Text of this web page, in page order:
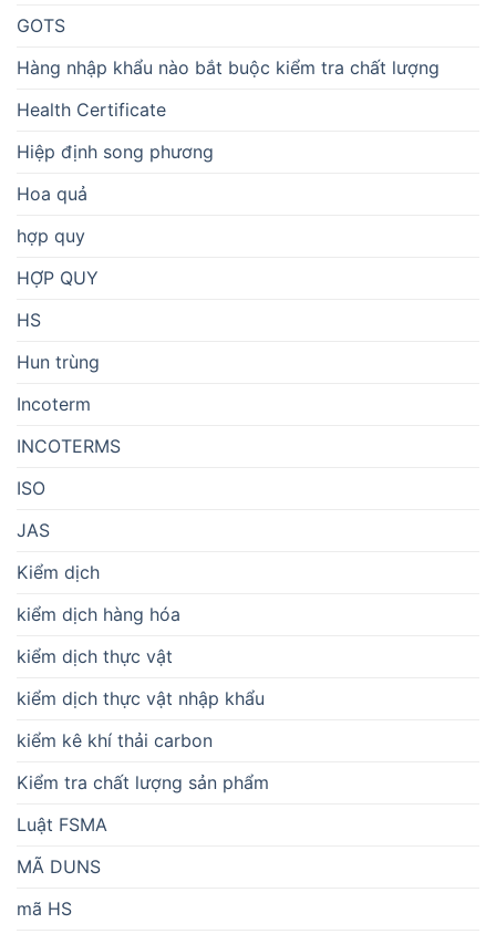
GOTS
Hàng nhập khẩu nào bắt buộc kiểm tra chất lượng
Health Certificate
Hiệp định song phương
Hoa quả
hợp quy
HỢP QUY
HS
Hun trùng
Incoterm
INCOTERMS
ISO
JAS
Kiểm dịch
kiểm dịch hàng hóa
kiểm dịch thực vật
kiểm dịch thực vật nhập khẩu
kiểm kê khí thải carbon
Kiểm tra chất lượng sản phẩm
Luật FSMA
MÃ DUNS
mã HS